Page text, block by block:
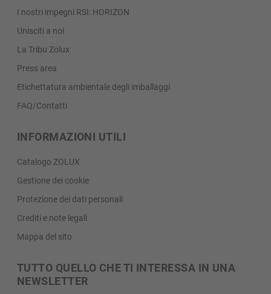
I nostri impegni RSI: HORIZON
Unisciti a noi
La Tribu Zolux
Press area
Etichettatura ambientale degli imballaggi
FAQ/Contatti
INFORMAZIONI UTILI
Catalogo ZOLUX
Gestione dei cookie
Protezione dei dati personali
Crediti e note legali
Mappa del sito
TUTTO QUELLO CHE TI INTERESSA IN UNA
NEWSLETTER